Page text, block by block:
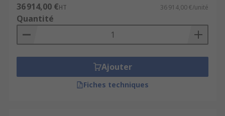
36 914,00 €HT 36 914,00 €/unité
Quantité
Ajouter
Fiches techniques